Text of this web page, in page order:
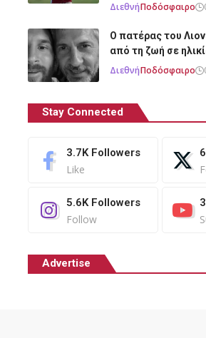
ΔιεθνήΠοδόσφαιρο
Ο πατέρας του
από τη ζωή σε
ΔιεθνήΠοδόσφαιρο
Stay Connected
3.7K Followers
Like
5.6K Followers
Follow
Advertise